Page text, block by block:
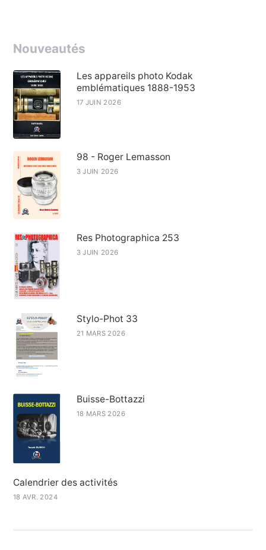
Nouveautés
Les appareils photo Kodak
emblématiques 1888-1953
17 JUIN 2026
98 - Roger Lemasson
3 JUIN 2026
Res Photographica 253
3 JUIN 2026
Stylo-Phot 33
21 MARS 2026
Buisse-Bottazzi
18 MARS 2026
Calendrier des activités
18 AVR. 2024